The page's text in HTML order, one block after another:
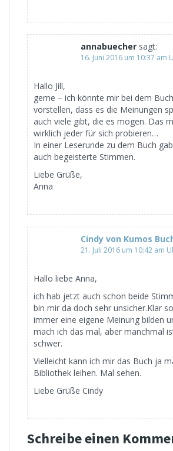
annabuecher sagt:
16. Juni 2016 um 10:37 am
Hallo Jill,
gerne – ich könnte mir bei dem
vorstellen, dass es die Meinungen
auch viele gibt, die es mögen. Das
wirklich jeder für sich probieren…
In einer Leserunde zu dem Buch
auch begeisterte Stimmen.
Liebe Grüße,
Anna
Cindy von Kumos
21. Juli 2016 um 10:42 am
Hallo liebe Anna,
ich hab jetzt auch schon beide
bin mir da doch sehr unsicher.Klar
immer eine eigene Meinung bilden
mach ich das mal, aber manchmal
schwer.
Vielleicht kann ich mir das Buch ja
Bibliothek leihen. Mal sehen.
Liebe Grüße Cindy
Schreibe einen